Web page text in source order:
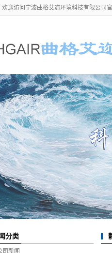
欢迎访问宁波曲格艾迩环境科技有限公司
分类
司新闻